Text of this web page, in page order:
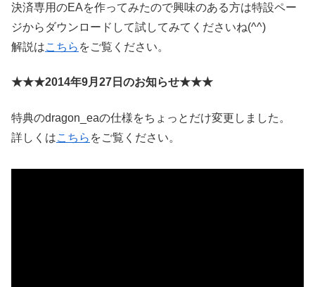
決済専用のEAを作ってみたので興味のある方は特設ペー
ジからダウンロードして試してみてくださいね(^^)
解説はこちら をご覧ください。
★★★2014年9月27日のお知らせ★★★
特典のdragon_eaの仕様をちょっとだけ変更しました。
詳しくはこちら をご覧ください。